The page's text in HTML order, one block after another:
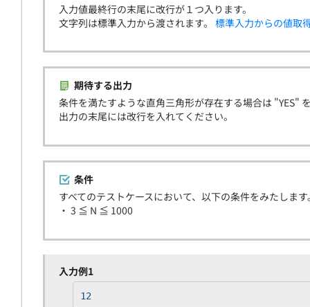
入力値最終行の末尾に改行が１つ入ります。
文字列は標準入力から渡されます。 標準入力からの値取
期待する出力
条件を満たすような直角三角形が存在する場合は "YES"
出力の末尾には改行を入れてください。
条件
すべてのテストケースにおいて、以下の条件をみたします
・ 3 ≦ N ≦ 1000
入力例1
12